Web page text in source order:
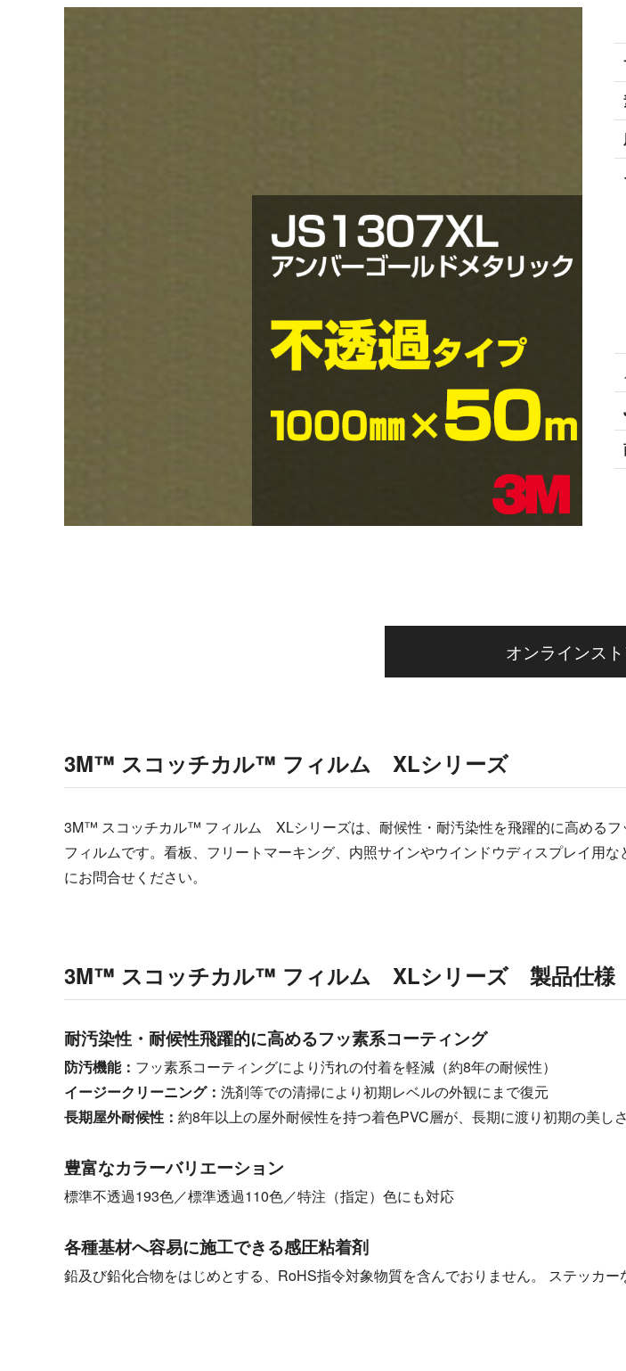
オンラインス
3M™ スコッチカル™ フィルム XLシリーズ
3M™ スコッチカル™ フィルム XLシリーズは、耐候性・耐汚染性を飛躍的に高めるフ
フィルムです。看板、フリートマーキング、内照サインやウインドウディスプレイ用
にお問合せください。
3M™ スコッチカル™ フィルム XLシリーズ 製品仕様
耐汚染性・耐候性飛躍的に高めるフッ素系コーティング
防汚機能： フッ素系コーティングにより汚れの付着を軽減（約8年の耐候性）
イージークリーニング： 洗剤等での清掃により初期レベルの外観にまで復元
長期屋外耐候性： 約8年以上の屋外耐候性を持つ着色PVC層が、長期に渡り初期の美し
豊富なカラーバリエーション
標準不透過193色／標準透過110色／特注（指定）色にも対応
各種基材へ容易に施工できる感圧粘着剤
鉛及び鉛化合物をはじめとする、RoHS指令対象物質を含んでおりません。 ステッカー